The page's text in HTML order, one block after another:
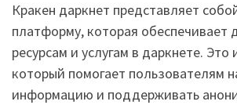
Кракен даркнет представляет
платформу, которая обеспечивает
ресурсам и услугам в даркнете. Это
который помогает пользователям
информацию и поддерживать